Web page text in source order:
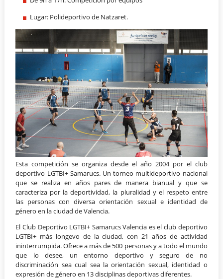
Lugar: Polideportivo de Natzaret.
Esta competición se organiza desde el año 2004 por el club
deportivo LGTBI+ Samarucs. Un torneo multideportivo nacional
que se realiza en años pares de manera bianual y que se
caracteriza por la deportividad, la pluralidad y el respeto entre
las personas con diversa orientación sexual e identidad de
género en la ciudad de Valencia.
El Club Deportivo LGTBI+ Samarucs Valencia es el club deportivo
LGTBI+ más longevo de la ciudad, con 21 años de actividad
ininterrumpida. Ofrece a más de 500 personas y a todo el mundo
que lo desee, un entorno deportivo y seguro de no
discriminación sea cual sea la orientación sexual, identidad o
expresión de género en 13 disciplinas deportivas diferentes.